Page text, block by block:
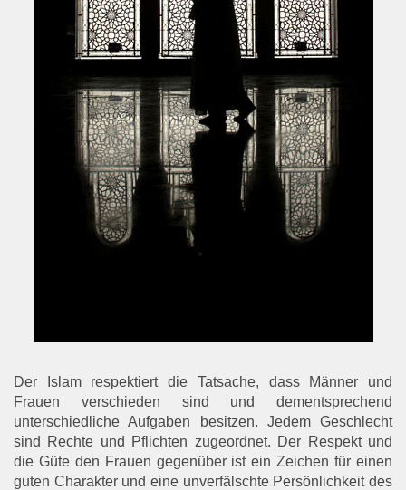
Der Islam respektiert die Tatsache, dass Männer und
Frauen verschieden sind und dementsprechend
unterschiedliche Aufgaben besitzen. Jedem Geschlecht
sind Rechte und Pflichten zugeordnet. Der Respekt und
die Güte den Frauen gegenüber ist ein Zeichen für einen
guten Charakter und eine unverfälschte Persönlichkeit des